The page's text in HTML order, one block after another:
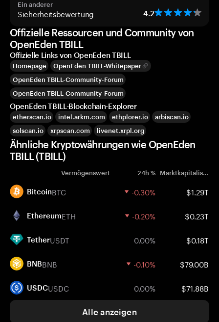
Ein anderer
Sicherheitsbewertung 4.2
Offizielle Ressourcen und Community von
OpenEden TBILL
Offizielle Links von OpenEden TBILL
Homepage
OpenEden TBILL-Whitepaper
OpenEden TBILL-Community-Forum
OpenEden TBILL-Community-Forum
OpenEden TBILL-Blockchain-Explorer
etherscan.io intel.arkm.com ethplorer.io
arbiscan.io
solscan.io
xrpscan.com livenet.xrpl.org
Ähnliche Kryptowährungen wie OpenEden
TBILL (TBILL)
Vermögenswert 24h % Marktkapitalisierung
BitcoinBTC -0.30% $1.29T
EthereumETH -0.20% $0.23T
TetherUSDT 0.00% $0.18T
BNBBNB -0.10% $79.00B
USDCUSDC 0.00% $71.88B
Alle anzeigen